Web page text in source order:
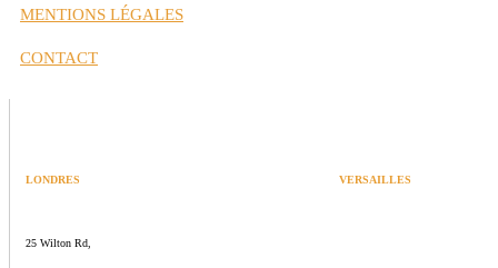
MENTIONS LÉGALES
CONTACT
LONDRES VERSAILLES
25 Wilton Rd,